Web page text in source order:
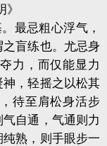
最忌粗心浮气，
盲练也。尤忌身
力，而仅能显力
，轻摇之以松其
待至肩松身活步
自通，气通则力
熟，则手眼步一